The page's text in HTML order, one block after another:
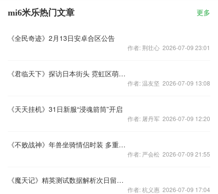
mi6米乐热门文章 更多
《全民奇迹》2月13日安卓合区公告
作者: 荆壮心 2026-07-09 23:01
《君临天下》探访日本街头 霓虹区萌妹爱三国
作者: 温友坚 2026-07-09 13:08
《天天挂机》31日新服“浸魂箭筒”开启
作者: 屠丹军 2026-07-09 12:20
《不败战神》年兽坐骑情侣时装 多重惊喜贺双节
作者: 严会松 2026-07-09 21:55
《魔天记》精英测试数据解析次日留存高达81%
作者: 杭义惠 2026-07-09 17:04